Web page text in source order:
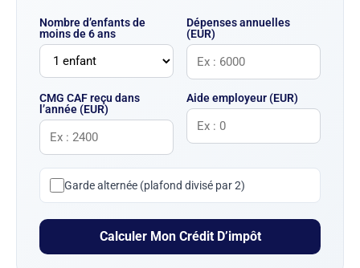
Nombre d’enfants de
moins de 6 ans
Dépenses annuelles
(EUR)
CMG CAF reçu dans
l’année (EUR)
Aide employeur (EUR)
Garde alternée (plafond divisé par 2)
Calculer Mon Crédit D’impôt